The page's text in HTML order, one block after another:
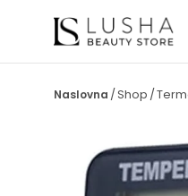
/Shop /